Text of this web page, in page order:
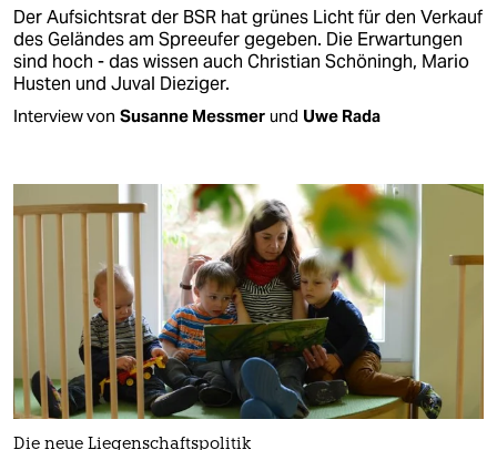
Der Aufsichtsrat der BSR hat grünes Licht für den Verkauf
des Geländes am Spreeufer gegeben. Die Erwartungen
sind hoch - das wissen auch Christian Schöningh, Mario
Husten und Juval Dieziger.
Interview von Susanne Messmer und Uwe Rada
Die neue Liegenschaftspolitik